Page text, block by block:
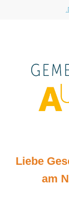
Liebe
am